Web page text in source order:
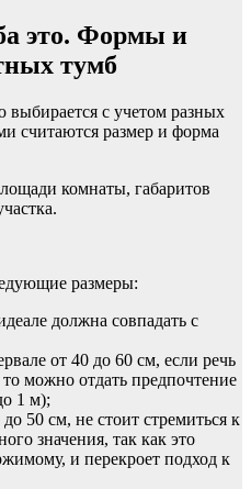
это. Формы и
тумб
с учетом разных
считаются размер и форма
комнаты, габаритов
размеры:
должна совпадать с
от 40 до 60 см, если речь
можно отдать предпочтение
1 м);
50 см, не стоит стремиться к
значения, так как это
и перекроет подход к